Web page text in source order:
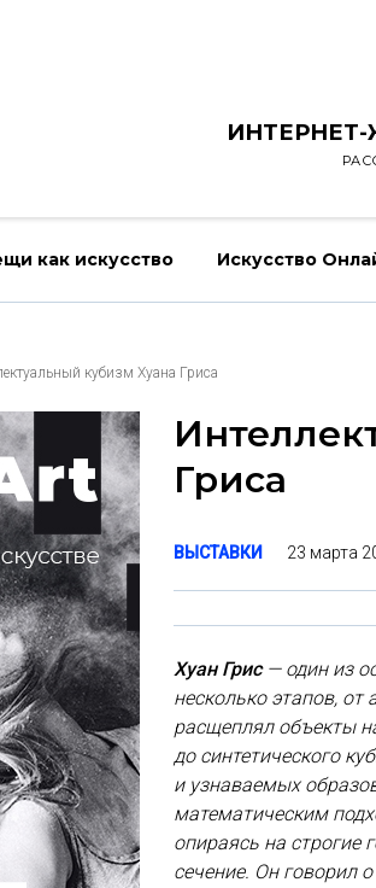
ИНТЕРНЕТ-
как искусство Искусство
кубизм Хуана Гриса
Гриса
ВЫСТАВКИ 23 марта
Хуан Грис— один из
несколько этапов, от
расщеплял объекты
до синтетического
и узнаваемых
математическим
опираясь на строгие
сечение. Он говорил